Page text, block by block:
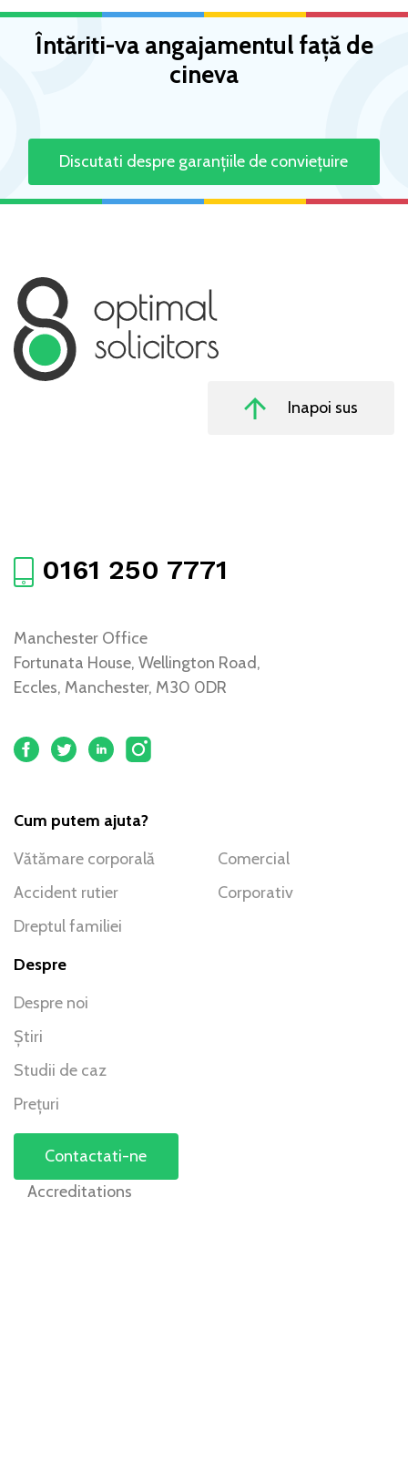
Întăriti-va angajamentul față de
cineva
Discutati despre garanțiile de conviețuire
Inapoi sus
0161 250 7771
Manchester Office
Fortunata House, Wellington Road,
Eccles, Manchester, M30 0DR
Cum putem ajuta?
Vătămare corporală
Accident rutier
Dreptul familiei
Comercial
Corporativ
Despre
Despre noi
Știri
Studii de caz
Prețuri
Contactati-ne
Accreditations